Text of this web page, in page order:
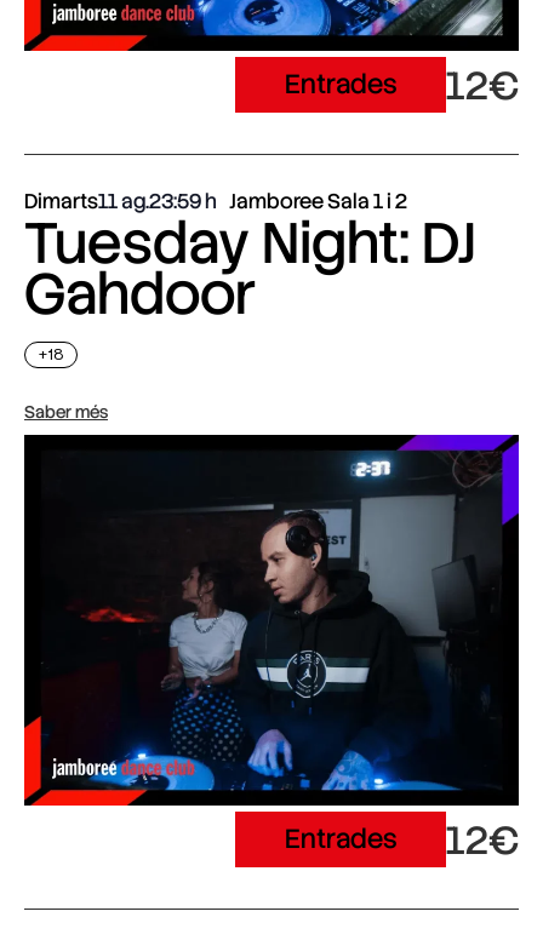
Entrades 12€
Dimarts11 ag.23:59 Jamboree Sala 1 i 2
Tuesday Night: DJ
Gahdoor
+18
Saber més
Entrades 12€